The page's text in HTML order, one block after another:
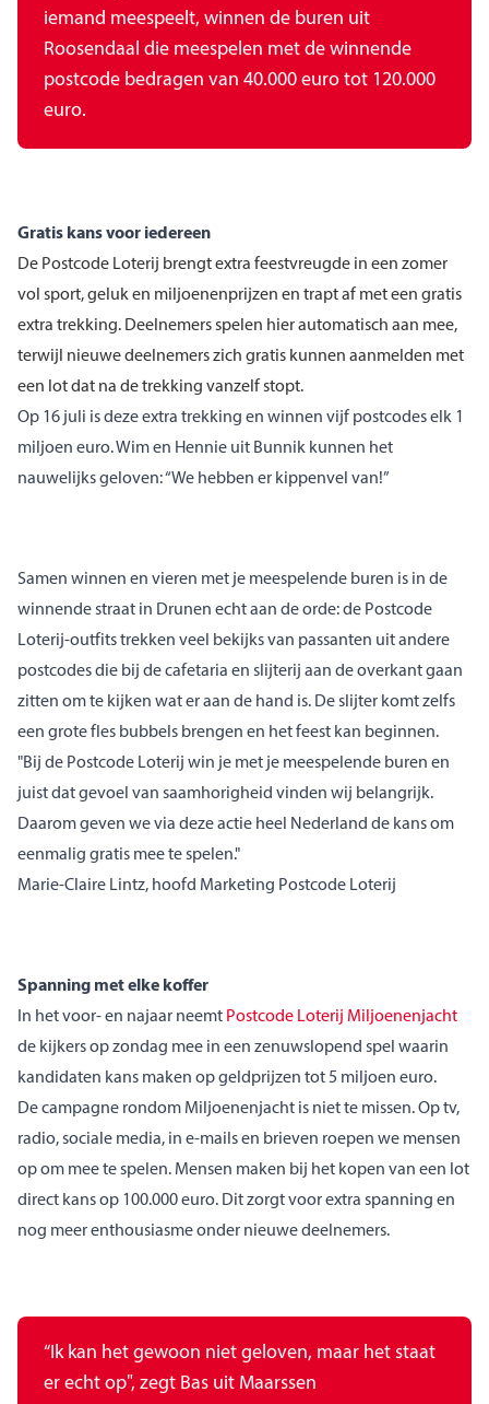
iemand meespeelt, winnen de buren uit
Roosendaal die meespelen met de winnende
postcode bedragen van 40.000 euro tot 120.000
euro.
Gratis kans voor iedereen
De Postcode Loterij brengt extra feestvreugde in een zomer
vol sport, geluk en miljoenenprijzen en trapt af met een gratis
extra trekking. Deelnemers spelen hier automatisch aan mee,
terwijl nieuwe deelnemers zich gratis kunnen aanmelden met
een lot dat na de trekking vanzelf stopt.
Op 16 juli is deze extra trekking en winnen vijf postcodes elk 1
miljoen euro. Wim en Hennie uit Bunnik kunnen het
nauwelijks geloven: “We hebben er kippenvel van!”
Samen winnen en vieren met je meespelende buren is in de
winnende straat in Drunen echt aan de orde: de Postcode
Loterij-outfits trekken veel bekijks van passanten uit andere
postcodes die bij de cafetaria en slijterij aan de overkant gaan
zitten om te kijken wat er aan de hand is. De slijter komt zelfs
een grote fles bubbels brengen en het feest kan beginnen.
"Bij de Postcode Loterij win je met je meespelende buren en
juist dat gevoel van saamhorigheid vinden wij belangrijk.
Daarom geven we via deze actie heel Nederland de kans om
eenmalig gratis mee te spelen."
Marie-Claire Lintz, hoofd Marketing Postcode Loterij
Spanning met elke koffer
In het voor- en najaar neemt Postcode Loterij Miljoenenjacht
de kijkers op zondag mee in een zenuwslopend spel waarin
kandidaten kans maken op geldprijzen tot 5 miljoen euro.
De campagne rondom Miljoenenjacht is niet te missen. Op tv,
radio, sociale media, in e-mails en brieven roepen we mensen
op om mee te spelen. Mensen maken bij het kopen van een lot
direct kans op 100.000 euro. Dit zorgt voor extra spanning en
nog meer enthousiasme onder nieuwe deelnemers.
“Ik kan het gewoon niet geloven, maar het staat
er echt op", zegt Bas uit Maarssen